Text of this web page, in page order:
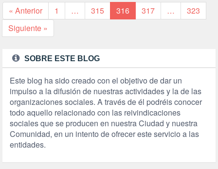
« Anterior 1 … 315 316 317 …
323
Siguiente »
SOBRE ESTE BLOG
Este blog ha sido creado con el objetivo de dar un
impulso a la difusión de nuestras actividades y la de las
organizaciones sociales. A través de él podréis conocer
todo aquello relacionado con las reivindicaciones
sociales que se producen en nuestra Ciudad y nuestra
Comunidad, en un intento de ofrecer este servicio a las
entidades.